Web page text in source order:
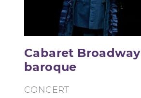
Cabaret Broadway
baroque
CONCERT